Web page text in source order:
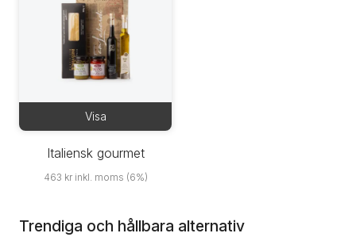
Visa
Italiensk gourmet
463 kr inkl. moms (6%)
Trendiga och hållbara alternativ